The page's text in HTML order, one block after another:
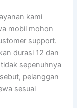
kami
mobil mohon
support.
durasi 12 dan
sepenuhnya
pelanggan
sesuai